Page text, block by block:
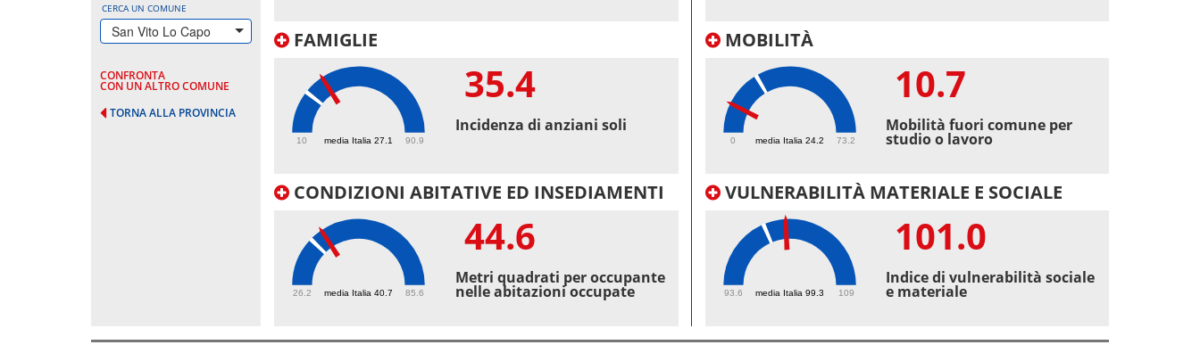
CERCA UN COMUNE
San Vito Lo Capo
CONFRONTA
CON UN ALTRO COMUNE
TORNA ALLA PROVINCIA
FAMIGLIE
media Italia 27.1
10 90.9
35.4
Incidenza di anziani soli
CONDIZIONI ABITATIVE ED INSEDIAMENTI
media Italia 40.7
26.2 85.6
44.6
Metri quadrati per occupante
nelle abitazioni occupate
MOBILITÀ
media Italia 24.2
0 73.2
10.7
Mobilità fuori comune per
studio o lavoro
VULNERABILITÀ MATERIALE E SOCIALE
media Italia 99.3
93.6 109
101.0
Indice di vulnerabilità sociale
e materiale